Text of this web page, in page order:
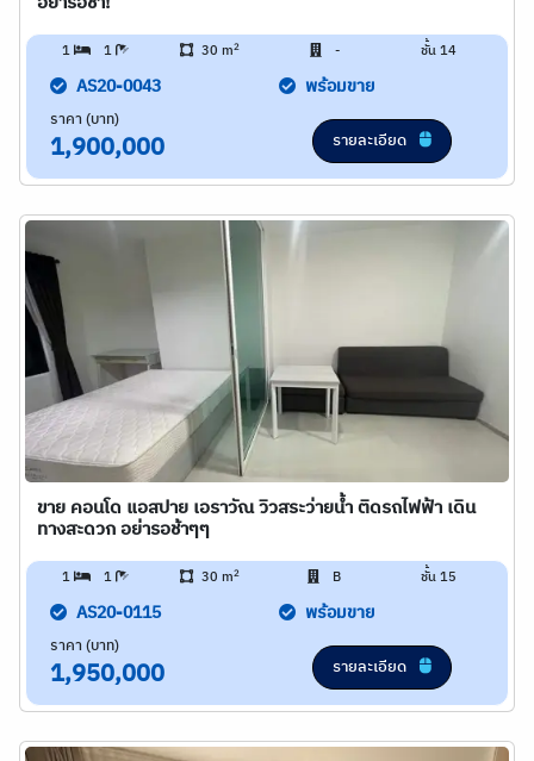
1 1 30 m2 - ชั้น 14
AS20-0043 พร้อมขาย
ราคา (บาท)
1,900,000 รายละเอียด
ขาย คอนโด แอสปาย เอราวัณ วิวสระว่ายน้ำ ติดรถไฟฟ้า เดิน
ทางสะดวก อย่ารอช้าๆๆ
1 1 30 m2 B ชั้น 15
AS20-0115 พร้อมขาย
ราคา (บาท)
1,950,000 รายละเอียด